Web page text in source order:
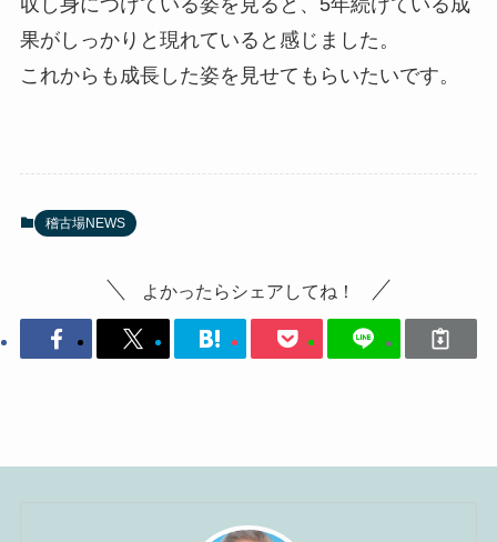
収し身につけている姿を見ると、5年続けている成
果がしっかりと現れていると感じました。
これからも成長した姿を見せてもらいたいです。
稽古場NEWS
よかったらシェアしてね！